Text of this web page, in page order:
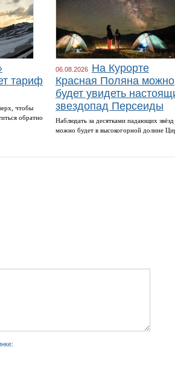
тариф
чтобы
обратно
06.08.2026 На Курорте
Красная Поляна можно
будет увидеть
звездопад Персеиды
Наблюдать за десятками падающих звёзд
можно будет в высокогорной долине